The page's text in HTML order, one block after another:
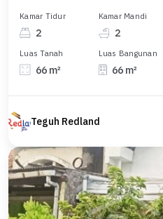
Kamar Tidur
2
Kamar Mandi
2
Luas Tanah
66 m²
Luas Bangunan
66 m²
Teguh Redland